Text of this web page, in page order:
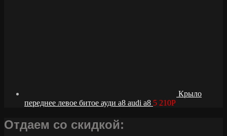
Крыло
переднее левое битое ауди а8 audi a8 5 210Р
Отдаем со скидкой: